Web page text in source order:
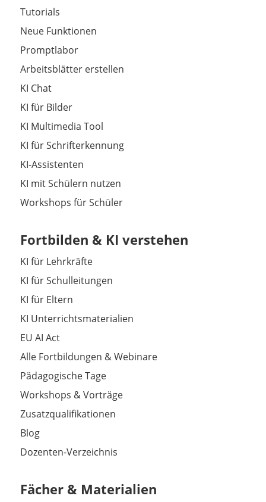
Tutorials
Neue Funktionen
Promptlabor
Arbeitsblätter erstellen
KI Chat
KI für Bilder
KI Multimedia Tool
KI für Schrifterkennung
KI-Assistenten
KI mit Schülern nutzen
Workshops für Schüler
Fortbilden & KI verstehen
KI für Lehrkräfte
KI für Schulleitungen
KI für Eltern
KI Unterrichtsmaterialien
EU AI Act
Alle Fortbildungen & Webinare
Pädagogische Tage
Workshops & Vorträge
Zusatzqualifikationen
Blog
Dozenten-Verzeichnis
Fächer & Materialien